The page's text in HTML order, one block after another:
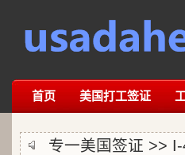
首页 美国打工签证
专一美国签证 >>